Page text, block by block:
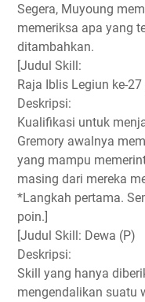
Segera, Muyoung
memeriksa apa yang
ditambahkan.
[Judul Skill:
Raja Iblis Legiun ke-27
Deskripsi:
Kualifikasi untuk
Gremory awalnya
yang mampu
masing dari mereka
*Langkah pertama.
poin.]
[Judul Skill: Dewa (P)
Deskripsi:
Skill yang hanya
mengendalikan suatu